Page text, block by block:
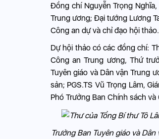
Đồng chí Nguyễn Trọng
Trung ương; Đại tướng Lương
Công an dự và chỉ đạo hội thảo.
Dự hội thảo có các đồng chí:
Công an Trung ương, Thứ
Tuyên giáo và Dân vận Trung
sản; PGS.TS Vũ Trọng Lâm,
Phó Trưởng Ban Chính sách
Trưởng Ban Tuyên giáo và